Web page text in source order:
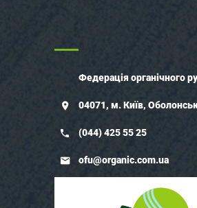
Федерація органічного
04071, м. Київ,
(044) 425 55 25
ofu@organic.com.ua